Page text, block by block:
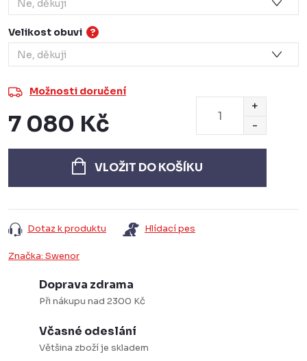
Velikost obuvi ?
Možnosti doručení
7 080 Kč
cena:
VLOŽIT DO KOŠÍKU
Dotaz k produktu Hlídací pes
Značka: Swenor
Doprava zdrama
Při nákupu nad 2300 Kč
Včasné odeslání
Většina zboží je skladem